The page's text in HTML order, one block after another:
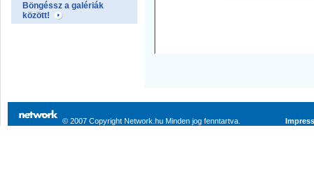
Böngéssz a galériák
között!
© 2007 Copyright Network.hu Minden jog fenntartva.